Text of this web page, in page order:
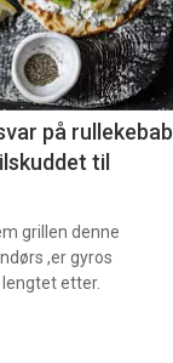
på rullekebab
til
grillen denne
,er gyros
etter.